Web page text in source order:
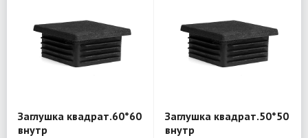
Заглушка квадрат.60*60
внутр
Заглушка квадрат.50*50
внутр